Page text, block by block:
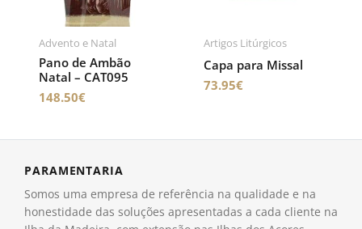
Advento e Natal
Pano de Ambão
Natal – CAT095
148.50€
Artigos Litúrgicos
Capa para Missal
73.95€
PARAMENTARIA
Somos uma empresa de referência na qualidade e na
honestidade das soluções apresentadas a cada cliente na